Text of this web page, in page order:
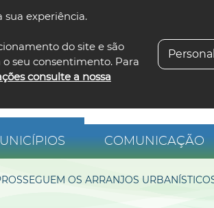
sua experiência.
do site e são
seu consentimento. Para
consulte a nossa
COMUNICAÇÃO
OS ARRANJOS